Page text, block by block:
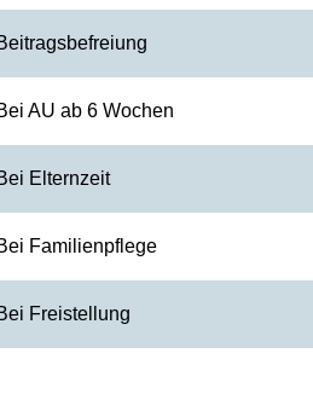
AU ab 6 Wochen
Elternzeit
Familienpflege
Freistellung